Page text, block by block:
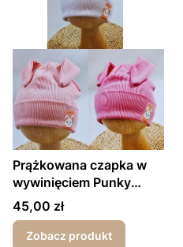
Prążkowana czapka w
wywinięciem Punky
rabbit
Cena
45,00 zł
Zobacz produkt